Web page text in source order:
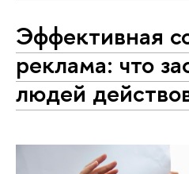
Эффективная
реклама: что
людей